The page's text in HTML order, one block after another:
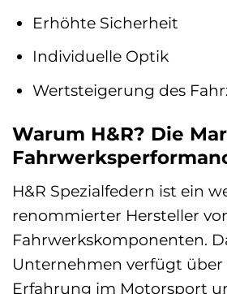
Erhöhte Sicherheit
Individuelle Optik
Wertsteigerung des
Warum H&R? Die
H&R Spezialfedern ist ein
renommierter Hersteller
Fahrwerkskomponenten.
Unternehmen verfügt
Erfahrung im Motorsport